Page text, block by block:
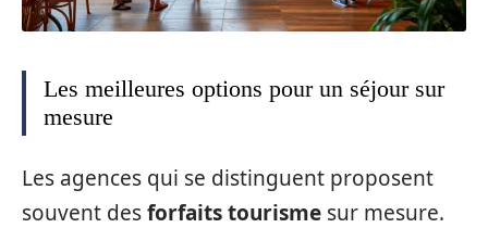
Les meilleures options pour un séjour sur
mesure
Les agences qui se distinguent proposent
souvent desforfaits tourisme sur mesure.